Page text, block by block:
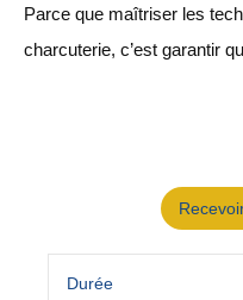
Parce que maîtriser les
charcuterie, c’est garantir
Durée